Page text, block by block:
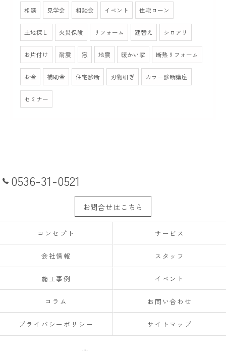
相談 見学会 相談会 イベント 住宅ローン
土地探し 火災保険 リフォーム 建替え シロアリ
お片付け 耐震 窓 地震 暖かい家 断熱リフォーム
お金 補助金 住宅診断 刃物研ぎ カラー診断講座
セミナー
0536-31-0521
お問合せはこちら
コンセプト サービス
会社情報 スタッフ
施工事例 イベント
コラム お問い合わせ
プライバシーポリシー サイトマップ